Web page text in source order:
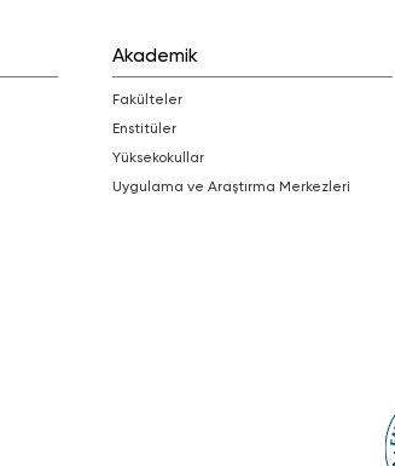
Akademik
Fakülteler
Enstitüler
Yüksekokullar
Uygulama ve Araştırma Merkezleri